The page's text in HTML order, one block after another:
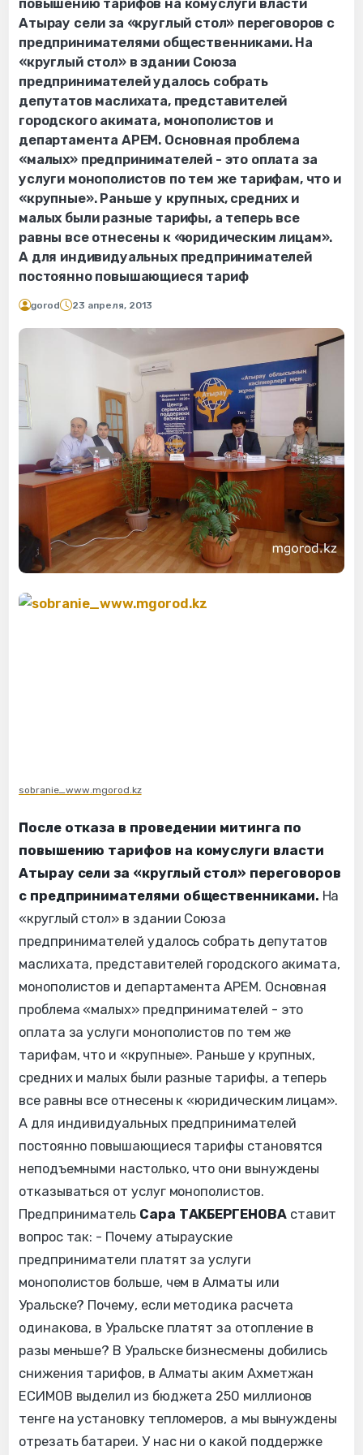
повышению тарифов на комуслуги власти
Атырау сели за «круглый стол» переговоров с
предпринимателями общественниками. На
«круглый стол» в здании Союза
предпринимателей удалось собрать
депутатов маслихата, представителей
городского акимата, монополистов и
департамента АРЕМ. Основная проблема
«малых» предпринимателей - это оплата за
услуги монополистов по тем же тарифам, что и
«крупные». Раньше у крупных, средних и
малых были разные тарифы, а теперь все
равны все отнесены к «юридическим лицам».
А для индивидуальных предпринимателей
постоянно повышающиеся тариф
gorod 23 апреля, 2013
sobranie_www.mgorod.kz
После отказа в проведении митинга по
повышению тарифов на комуслуги власти
Атырау сели за «круглый стол» переговоров
с предпринимателями общественниками. На
«круглый стол» в здании Союза
предпринимателей удалось собрать депутатов
маслихата, представителей городского акимата,
монополистов и департамента АРЕМ. Основная
проблема «малых» предпринимателей - это
оплата за услуги монополистов по тем же
тарифам, что и «крупные». Раньше у крупных,
средних и малых были разные тарифы, а теперь
все равны все отнесены к «юридическим лицам».
А для индивидуальных предпринимателей
постоянно повышающиеся тарифы становятся
неподъемными настолько, что они вынуждены
отказываться от услуг монополистов.
Предприниматель Сара ТАКБЕРГЕНОВАставит
вопрос так: - Почему атырауские
предприниматели платят за услуги
монополистов больше, чем в Алматы или
Уральске? Почему, если методика расчета
одинакова, в Уральске платят за отопление в
разы меньше? В Уральске бизнесмены добились
снижения тарифов, в Алматы аким Ахметжан
ЕСИМОВ выделил из бюджета 250 миллионов
тенге на установку тепломеров, а мы вынуждены
отрезать батареи. У нас ни о какой поддержке